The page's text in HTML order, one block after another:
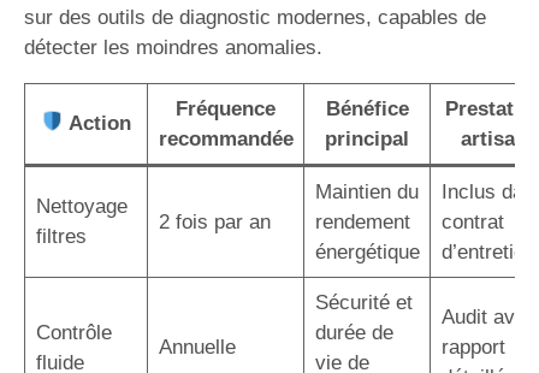
sur des outils de diagnostic modernes, capables de
détecter les moindres anomalies.
Action
Fréquence
recommandée
Bénéfice
principal
artisan
Nettoyage
filtres
2 fois par an
Maintien du
rendement
énergétique
Inclus
contrat
d’entretien
Contrôle
fluide
Annuelle
Sécurité et
durée de
vie de
Audit avec
rapport